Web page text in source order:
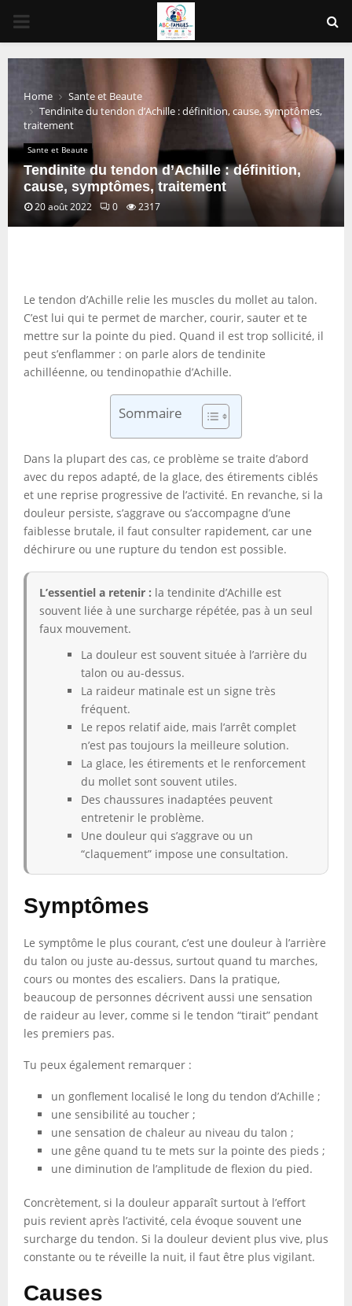
PRIMARY
MENU
Home
Sante et Beaute
Tendinite du tendon d’Achille : définition, cause, symptômes,
traitement
Sante et Beaute
Tendinite du tendon d’Achille : définition,
cause, symptômes, traitement
20 août 2022 0 2317
Le tendon d’Achille relie les muscles du mollet au talon.
C’est lui qui te permet de marcher, courir, sauter et te
mettre sur la pointe du pied. Quand il est trop sollicité, il
peut s’enflammer : on parle alors de tendinite
achilléenne, ou tendinopathie d’Achille.
Sommaire
Dans la plupart des cas, ce problème se traite d’abord
avec du repos adapté, de la glace, des étirements ciblés
et une reprise progressive de l’activité. En revanche, si la
douleur persiste, s’aggrave ou s’accompagne d’une
faiblesse brutale, il faut consulter rapidement, car une
déchirure ou une rupture du tendon est possible.
L’essentiel a retenir : la tendinite d’Achille est
souvent liée à une surcharge répétée, pas à un seul
faux mouvement.
La douleur est souvent située à l’arrière du
talon ou au-dessus.
La raideur matinale est un signe très
fréquent.
Le repos relatif aide, mais l’arrêt complet
n’est pas toujours la meilleure solution.
La glace, les étirements et le renforcement
du mollet sont souvent utiles.
Des chaussures inadaptées peuvent
entretenir le problème.
Une douleur qui s’aggrave ou un
“claquement” impose une consultation.
Symptômes
Le symptôme le plus courant, c’est une douleur à l’arrière
du talon ou juste au-dessus, surtout quand tu marches,
cours ou montes des escaliers. Dans la pratique,
beaucoup de personnes décrivent aussi une sensation
de raideur au lever, comme si le tendon “tirait” pendant
les premiers pas.
Tu peux également remarquer :
un gonflement localisé le long du tendon d’Achille ;
une sensibilité au toucher ;
une sensation de chaleur au niveau du talon ;
une gêne quand tu te mets sur la pointe des pieds ;
une diminution de l’amplitude de flexion du pied.
Concrètement, si la douleur apparaît surtout à l’effort
puis revient après l’activité, cela évoque souvent une
surcharge du tendon. Si la douleur devient plus vive, plus
constante ou te réveille la nuit, il faut être plus vigilant.
Causes